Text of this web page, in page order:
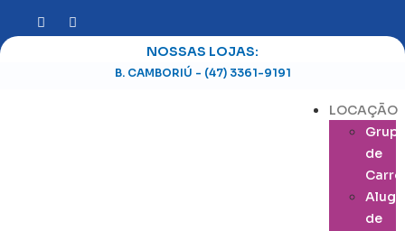
NOSSAS LOJAS:
B. CAMBORIÚ - (47) 3361-9191
LOCAÇÃO
de
de